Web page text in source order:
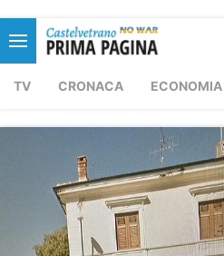
TV CRONACA ECONOMIA